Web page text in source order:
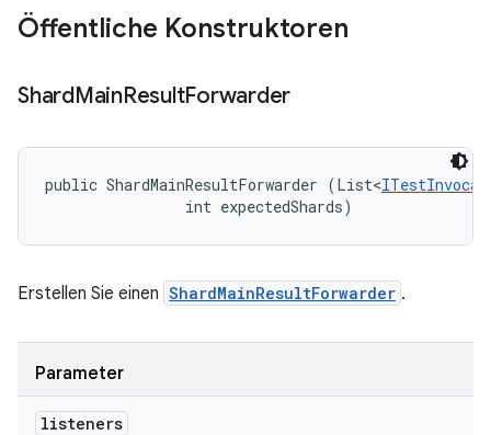
Öffentliche Konstruktoren
ShardMainResultForwarder
public ShardMainResultForwarder (List<
                int expectedShards)
Erstellen Sie einen ShardMainResultForwarder .
Parameter
listeners